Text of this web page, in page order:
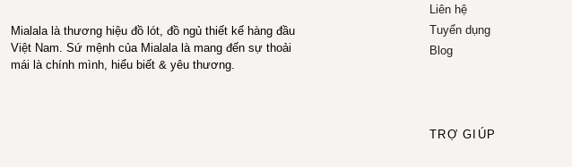
Mialala là thương hiệu đồ lót, đồ ngủ thiết kế hàng đầu
Việt Nam. Sứ mệnh của Mialala là mang đến sự thoải
mái là chính mình, hiểu biết & yêu thương.
Liên hệ
Tuyển dụng
Blog
TRỢ GIÚP